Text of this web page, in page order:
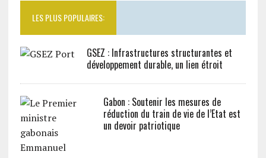
LES PLUS POPULAIRES:
GSEZ : Infrastructures structurantes et
développement durable, un lien étroit
Gabon : Soutenir les mesures de
réduction du train de vie de l’Etat est
un devoir patriotique